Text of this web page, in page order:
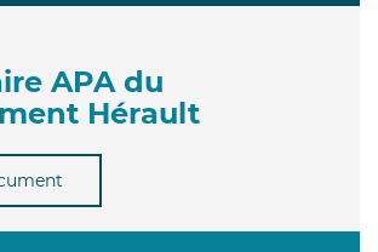
APA du
Hérault